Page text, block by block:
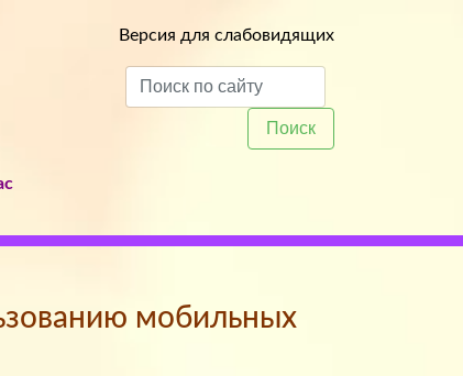
Версия для слабовидящих
Поиск
мобильных